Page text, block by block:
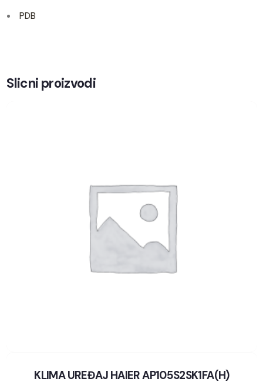
PDB
Slicni proizvodi
KLIMA UREĐAJ HAIER AP105S2SK1FA(H)